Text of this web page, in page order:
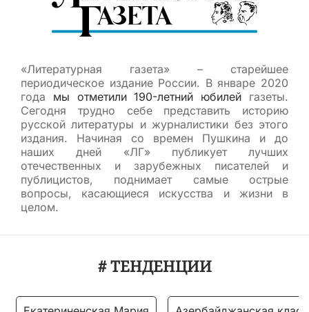
«Литературная газета» – старейшее
периодическое издание России. В январе 2020
года мы отметили 190-летний юбилей газеты.
Сегодня трудно себе представить историю
русской литературы и журналистики без этого
издания. Начиная со времен Пушкина и до
наших дней «ЛГ» публикует лучших
отечественных и зарубежных писателей и
публицистов, поднимает самые острые
вопросы, касающиеся искусства и жизни в
целом.
# ТЕНДЕНЦИИ